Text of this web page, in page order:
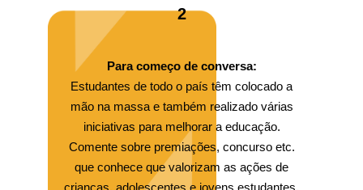
2
Para começo de conversa:
Estudantes de todo o país têm colocado a
mão na massa e também realizado várias
iniciativas para melhorar a educação.
Comente sobre premiações, concurso etc.
que conhece que valorizam as ações de